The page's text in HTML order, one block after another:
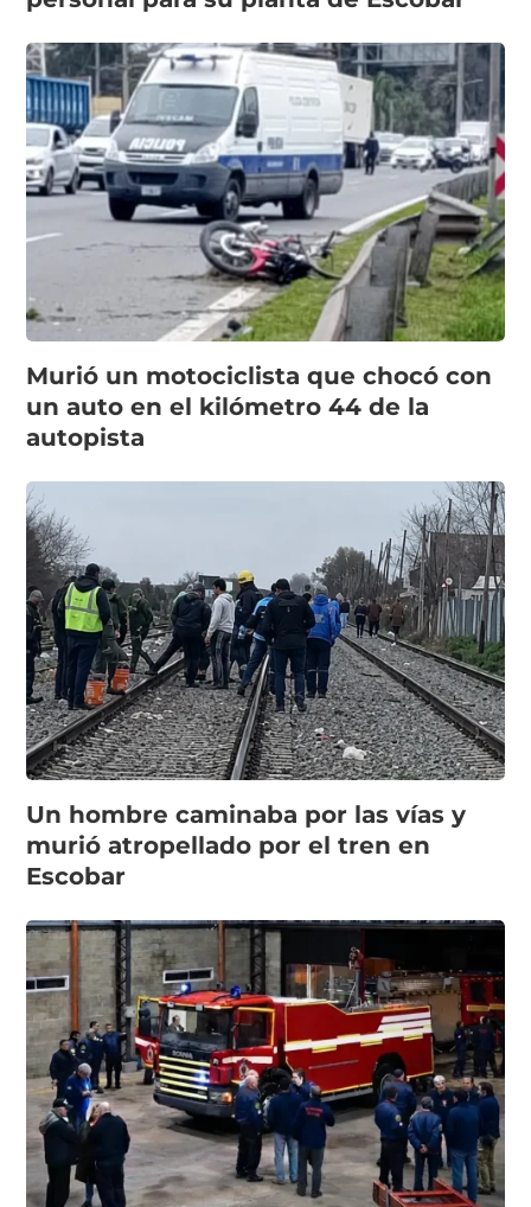
Murió un motociclista que chocó con
un auto en el kilómetro 44 de la
autopista
Un hombre caminaba por las vías y
murió atropellado por el tren en
Escobar